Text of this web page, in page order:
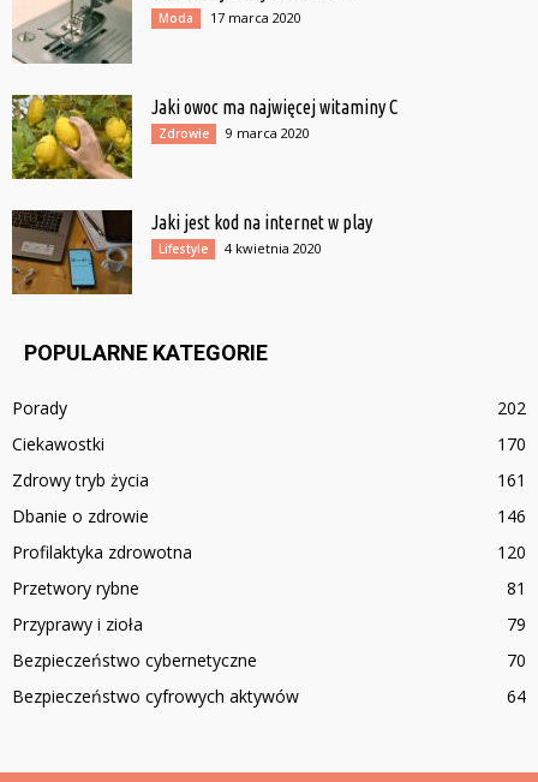
Moda 17 marca 2020
Jaki owoc ma najwięcej witaminy C
Zdrowie 9 marca 2020
Jaki jest kod na internet w play
Lifestyle 4 kwietnia 2020
POPULARNE KATEGORIE
Porady
202
Ciekawostki
170
Zdrowy tryb życia
161
Dbanie o zdrowie
146
Profilaktyka zdrowotna
120
Przetwory rybne
81
Przyprawy i zioła
79
Bezpieczeństwo cybernetyczne
70
Bezpieczeństwo cyfrowych aktywów
64